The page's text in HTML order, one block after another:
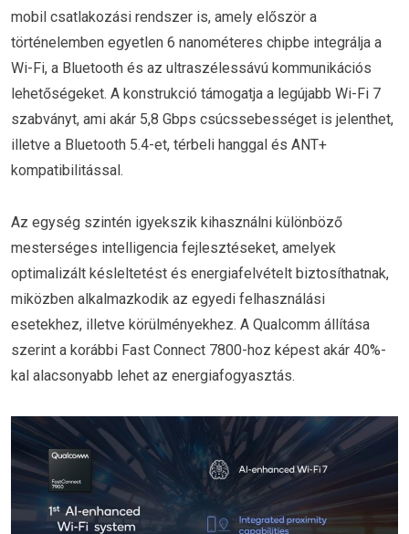
mobil csatlakozási rendszer is, amely először a
történelemben egyetlen 6 nanométeres chipbe integrálja a
Wi-Fi, a Bluetooth és az ultraszélessávú kommunikációs
lehetőségeket. A konstrukció támogatja a legújabb Wi-Fi 7
szabványt, ami akár 5,8 Gbps csúcssebességet is jelenthet,
illetve a Bluetooth 5.4-et, térbeli hanggal és ANT+
kompatibilitással.
Az egység szintén igyekszik kihasználni különböző
mesterséges intelligencia fejlesztéseket, amelyek
optimalizált késleltetést és energiafelvételt biztosíthatnak,
miközben alkalmazkodik az egyedi felhasználási
esetekhez, illetve körülményekhez. A Qualcomm állítása
szerint a korábbi Fast Connect 7800-hoz képest akár 40%-
kal alacsonyabb lehet az energiafogyasztás.